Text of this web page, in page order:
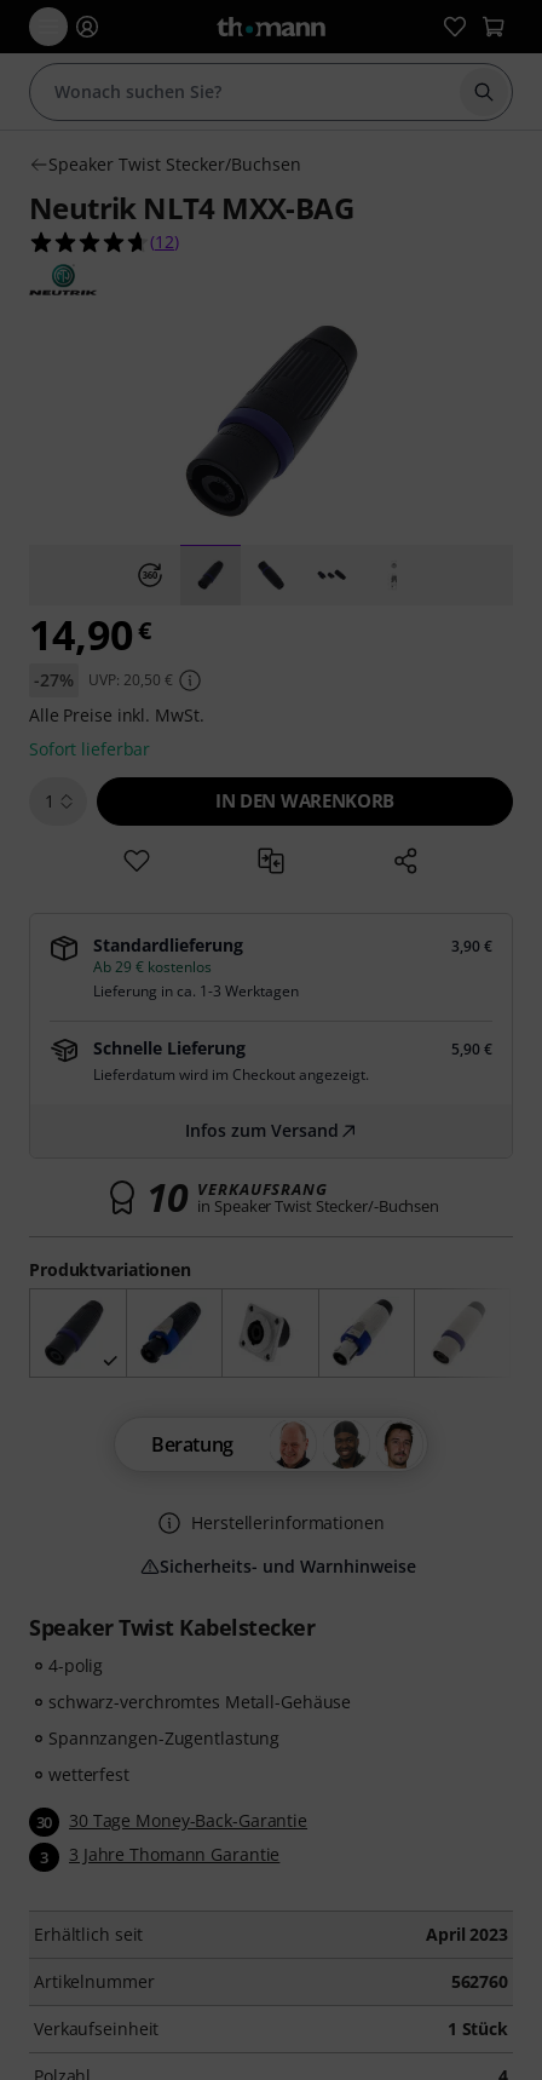
Suche
Speaker Twist Stecker/Buchsen
Neutrik NLT4 MXX-BAG
4.7 von 5 Sternen aus 12 Kundenbewertungen
(12)
Speaker Twist Kabelstecker
4-polig
schwarz-verchromtes Metall-Gehäuse
Spannzangen-Zugentlastung
wetterfest
30 30 Tage Money-Back-Garantie
3 3 Jahre Thomann Garantie
Erhältlich seit April 2023
Artikelnummer 562760
Verkaufseinheit 1 Stück
Polzahl 4
Produktvariationen
14,90€
-27% UVP: 20,50 €
Alle Preise inkl. MwSt.
Sofort lieferbar
1 IN DEN WARENKORB
Standardlieferung
3,90 €
Ab 29 € kostenlos
Lieferung in ca. 1-3 Werktagen
Schnelle Lieferung
5,90 €
Lieferdatum wird im Checkout angezeigt.
Infos zum Versand
10 VERKAUFSRANG
in Speaker Twist Stecker/-Buchsen
Beratung
Herstellerinformationen
Sicherheits- und Warnhinweise